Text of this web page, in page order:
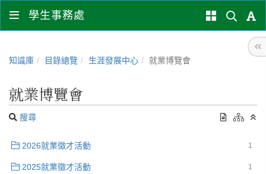
學生事務處
知識庫 目錄總覽 生涯發展中心 就業博覽會
就業博覽會
搜尋
1
2026就業徵才活動
1
2025就業徵才活動